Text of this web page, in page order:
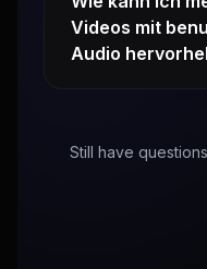
Videos mit
Audio
Still have